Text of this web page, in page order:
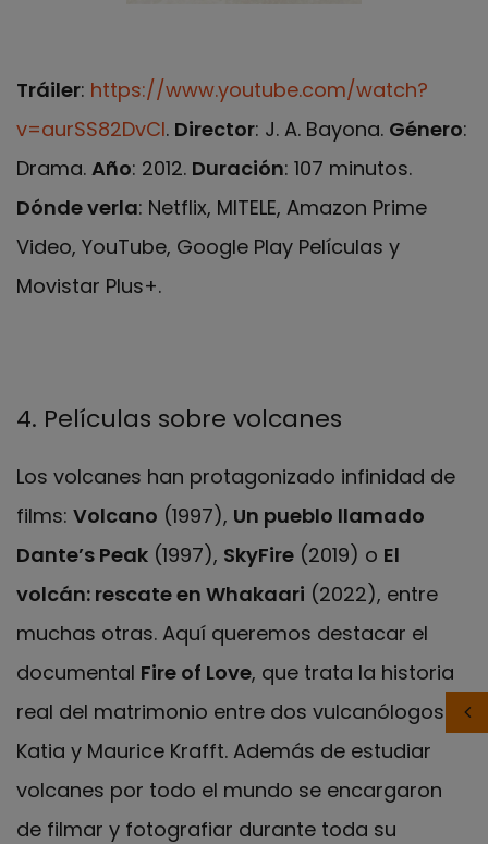
Tráiler: https://www.youtube.com/watch?
v=aurSS82DvCI. Director: J. A. Bayona. Género:
Drama. Año: 2012. Duración: 107 minutos.
Dónde verla: Netflix, MITELE, Amazon Prime
Video, YouTube, Google Play Películas y
Movistar Plus+.
4. Películas sobre volcanes
Los volcanes han protagonizado infinidad de
films: Volcano (1997), Un pueblo llamado
Dante’s Peak (1997), SkyFire (2019) o El
volcán: rescate en Whakaari (2022), entre
muchas otras. Aquí queremos destacar el
documental Fire of Love, que trata la historia
real del matrimonio entre dos vulcanólogos,
Katia y Maurice Krafft. Además de estudiar
volcanes por todo el mundo se encargaron
de filmar y fotografiar durante toda su